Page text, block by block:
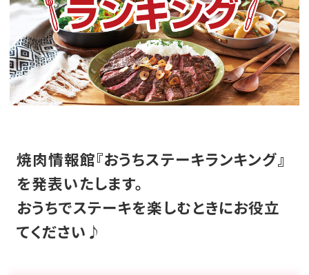
焼肉情報館『おうちステーキランキング』
を発表いたします。
おうちでステーキを楽しむときにお役立
てください♪